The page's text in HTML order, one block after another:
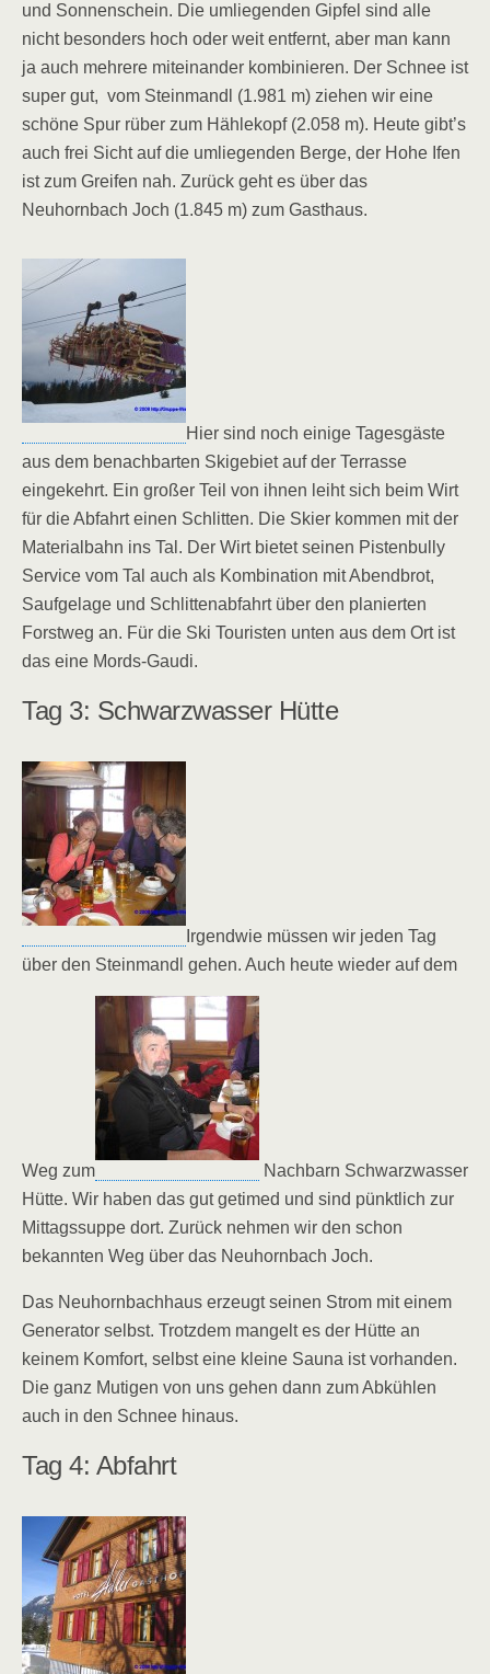
und Sonnenschein. Die umliegenden Gipfel sind alle
nicht besonders hoch oder weit entfernt, aber man kann
ja auch mehrere miteinander kombinieren. Der Schnee ist
super gut, vom Steinmandl (1.981 m) ziehen wir eine
schöne Spur rüber zum Hählekopf (2.058 m). Heute gibt’s
auch frei Sicht auf die umliegenden Berge, der Hohe Ifen
ist zum Greifen nah. Zurück geht es über das
Neuhornbach Joch (1.845 m) zum Gasthaus.
Hier sind noch einige Tagesgäste
aus dem benachbarten Skigebiet auf der Terrasse
eingekehrt. Ein großer Teil von ihnen leiht sich beim Wirt
für die Abfahrt einen Schlitten. Die Skier kommen mit der
Materialbahn ins Tal. Der Wirt bietet seinen Pistenbully
Service vom Tal auch als Kombination mit Abendbrot,
Saufgelage und Schlittenabfahrt über den planierten
Forstweg an. Für die Ski Touristen unten aus dem Ort ist
das eine Mords-Gaudi.
Tag 3: Schwarzwasser Hütte
Irgendwie müssen wir jeden Tag
über den Steinmandl gehen. Auch heute wieder auf dem
Weg zum
Nachbarn Schwarzwasser
Hütte. Wir haben das gut getimed und sind pünktlich zur
Mittagssuppe dort. Zurück nehmen wir den schon
bekannten Weg über das Neuhornbach Joch.
Das Neuhornbachhaus erzeugt seinen Strom mit einem
Generator selbst. Trotzdem mangelt es der Hütte an
keinem Komfort, selbst eine kleine Sauna ist vorhanden.
Die ganz Mutigen von uns gehen dann zum Abkühlen
auch in den Schnee hinaus.
Tag 4: Abfahrt